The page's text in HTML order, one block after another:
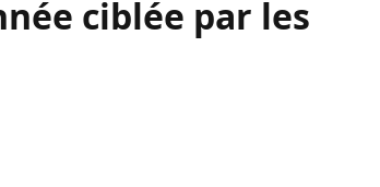
ciblée par les